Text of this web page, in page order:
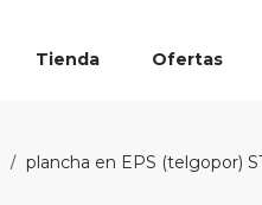
Tienda Ofertas
/ plancha en EPS (telgopor)